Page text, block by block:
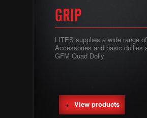
GRIP
LITES supplies a wide range
Accessories and basic dollies
GFM Quad Dolly
View products